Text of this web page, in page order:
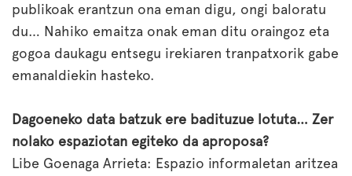
publikoak erantzun ona eman digu, ongi baloratu
du… Nahiko emaitza onak eman ditu oraingoz eta
gogoa daukagu entsegu irekiaren tranpatxorik gabe
emanaldiekin hasteko.
Dagoeneko data batzuk ere badituzue lotuta… Zer
nolako espaziotan egiteko da aproposa?
Libe Goenaga Arrieta: Espazio informaletan aritzea